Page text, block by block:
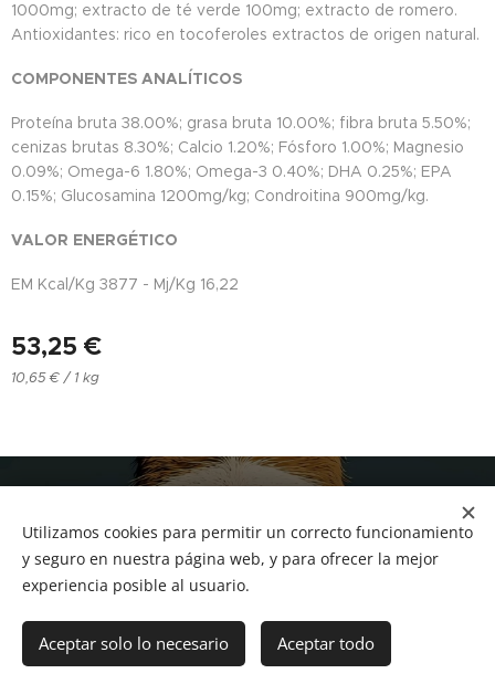
1000mg; extracto de té verde 100mg; extracto de romero.
Antioxidantes: rico en tocoferoles extractos de origen natural.
COMPONENTES ANALÍTICOS
Proteína bruta 38.00%; grasa bruta 10.00%; fibra bruta 5.50%;
cenizas brutas 8.30%; Calcio 1.20%; Fósforo 1.00%; Magnesio
0.09%; Omega-6 1.80%; Omega-3 0.40%; DHA 0.25%; EPA
0.15%; Glucosamina 1200mg/kg; Condroitina 900mg/kg.
VALOR ENERGÉTICO
EM Kcal/Kg 3877 - Mj/Kg 16,22
53,25 €
10,65 € / 1 kg
Añadir a la cesta
Tf.666351543
Utilizamos cookies para permitir un correcto funcionamiento
y seguro en nuestra página web, y para ofrecer la mejor
experiencia posible al usuario.
Aceptar solo lo necesario Aceptar todo